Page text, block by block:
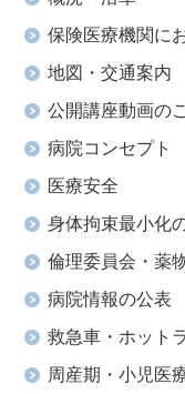
保険医療機関に
地図・交通案内
公開講座動画の
病院コンセプト
医療安全
身体拘束最小化
倫理委員会・薬
病院情報の公表
救急車・ホット
周産期・小児医